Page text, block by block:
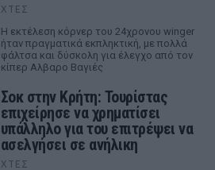
ΧΤΕΣ
Η εκτέλεση κόρνερ του 24χρονου winger
ήταν πραγματικά εκπληκτική, με πολλά
φάλτσα και δύσκολη για έλεγχο από τον
κίπερ Αλβαρο Βαγιές
Σοκ στην Κρήτη: Τουρίστας
επιχείρησε να χρηματίσει
υπάλληλο για του επιτρέψει να
ασελγήσει σε ανήλικη
ΧΤΕΣ